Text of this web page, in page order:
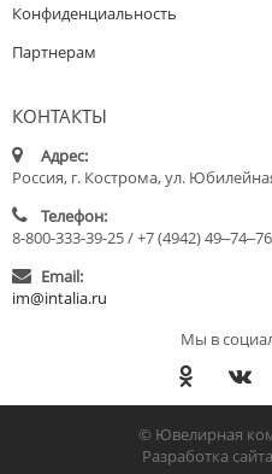
Конфиденциальность
Партнерам
КОНТАКТЫ
Адрес:
Россия, г. Кострома, ул.
Телефон:
8-800-333-39-25 / +7 (4942) 49‒74‒76
Email:
im@intalia.ru
Мы в
© Ювелирная
Разработка